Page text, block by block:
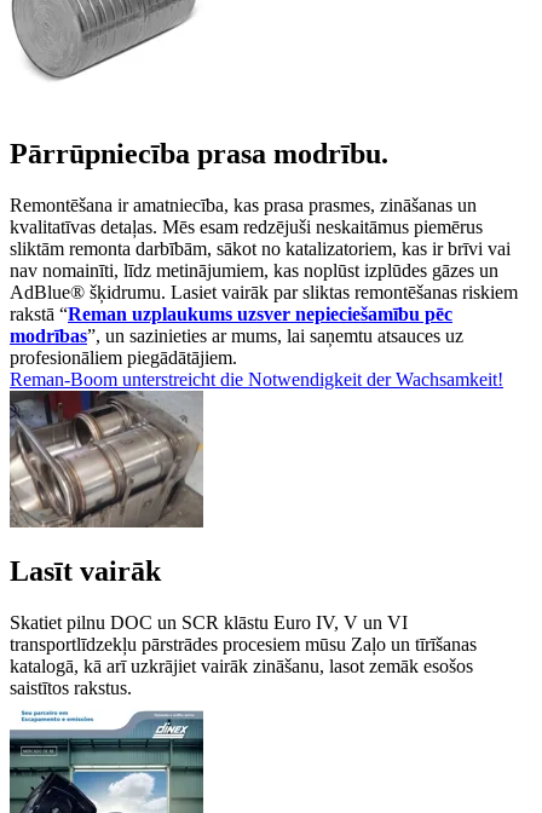
Pārrūpniecība prasa modrību.
Remontēšana ir amatniecība, kas prasa prasmes, zināšanas un
kvalitatīvas detaļas. Mēs esam redzējuši neskaitāmus piemērus
sliktām remonta darbībām, sākot no katalizatoriem, kas ir brīvi vai
nav nomainīti, līdz metinājumiem, kas noplūst izplūdes gāzes un
AdBlue® šķidrumu. Lasiet vairāk par sliktas remontēšanas riskiem
rakstā “Reman uzplaukums uzsver nepieciešamību pēc
modrības”, un sazinieties ar mums, lai saņemtu atsauces uz
profesionāliem piegādātājiem.
Reman-Boom unterstreicht die Notwendigkeit der Wachsamkeit!
Lasīt vairāk
Skatiet pilnu DOC un SCR klāstu Euro IV, V un VI
transportlīdzekļu pārstrādes procesiem mūsu Zaļo un tīrīšanas
katalogā, kā arī uzkrājiet vairāk zināšanu, lasot zemāk esošos
saistītos rakstus.